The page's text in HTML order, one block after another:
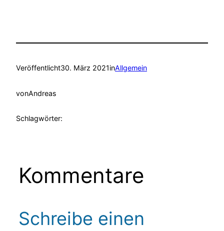
Veröffentlicht30. März 2021inAllgemein
vonAndreas
Schlagwörter:
Kommentare
Schreibe einen